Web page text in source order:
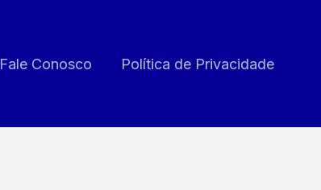
Fale Conosco Política de Privacidade